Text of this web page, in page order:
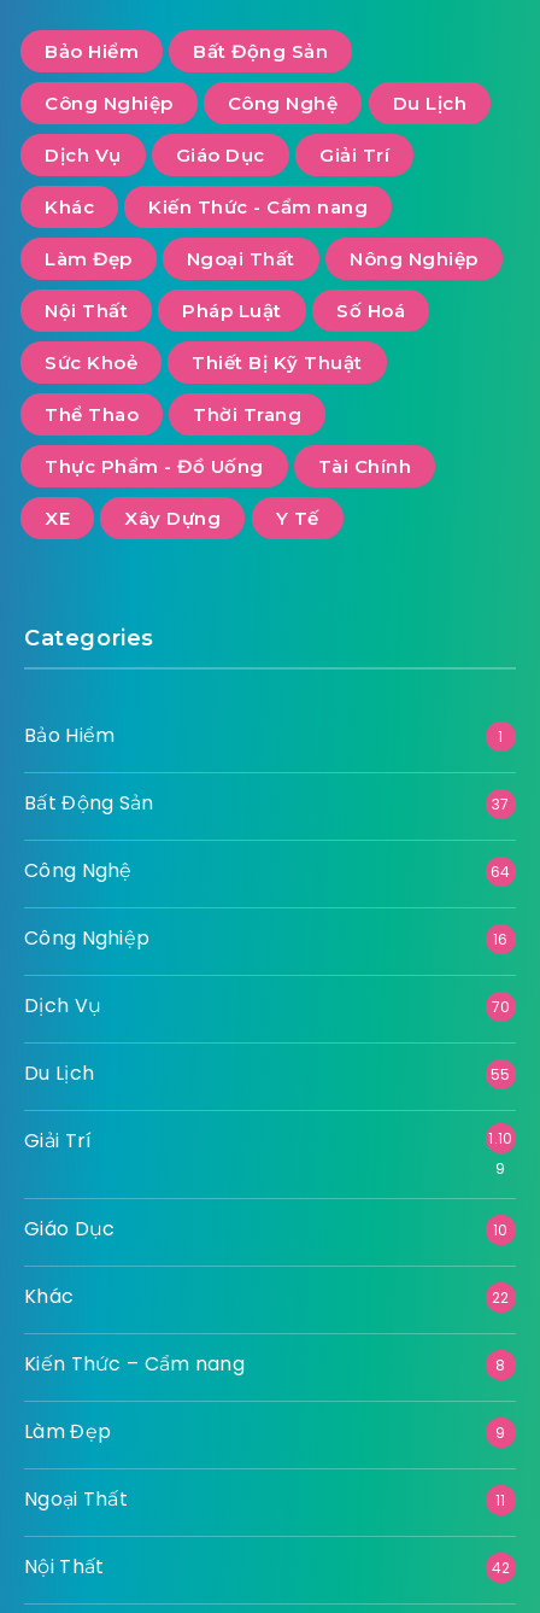
Bảo Hiểm Bất Động Sản
Công Nghiệp Công Nghệ Du Lịch
Dịch Vụ Giáo Dục Giải Trí
Khác Kiến Thức - Cẩm nang
Làm Đẹp Ngoại Thất Nông Nghiệp
Nội Thất Pháp Luật Số Hoá
Sức Khoẻ Thiết Bị Kỹ Thuật
Thể Thao Thời Trang
Thực Phẩm - Đồ Uống Tài Chính
XE Xây Dựng Y Tế
Categories
Bảo Hiểm 1
Bất Động Sản 37
Công Nghệ 64
Công Nghiệp 16
Dịch Vụ 70
Du Lịch 55
Giải Trí
1.10
9
Giáo Dục 10
Khác 22
Kiến Thức – Cẩm nang 8
Làm Đẹp 9
Ngoại Thất 11
Nội Thất 42